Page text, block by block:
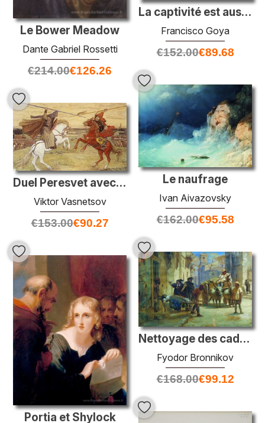
La captivité est aussi barbare que le crime
Francisco Goya
€152.00€89.68
Le Bower Meadow
Dante Gabriel Rossetti
€214.00€126.26
Le naufrage
Ivan Aivazovsky
€162.00€95.58
Duel Peresvet avec Chelubey
Viktor Vasnetsov
€153.00€90.27
Nettoyage des cadavres pendant une épidémie
Fyodor Bronnikov
€168.00€99.12
Portia et Shylock